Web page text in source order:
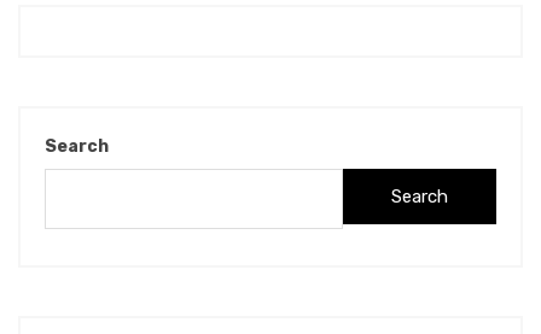
Search
Search